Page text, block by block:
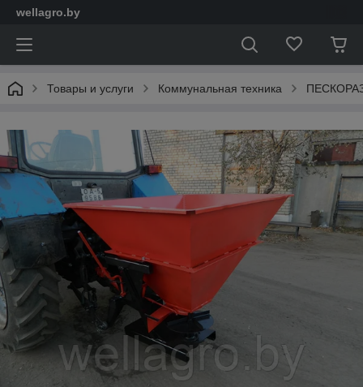
wellagro.by
Товары и услуги Коммунальная техника